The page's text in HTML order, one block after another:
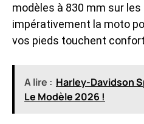
modèles à 830 mm sur
impérativement la moto
vos pieds touchent
A lire : Harley-Davidson
Le Modèle 2026 !